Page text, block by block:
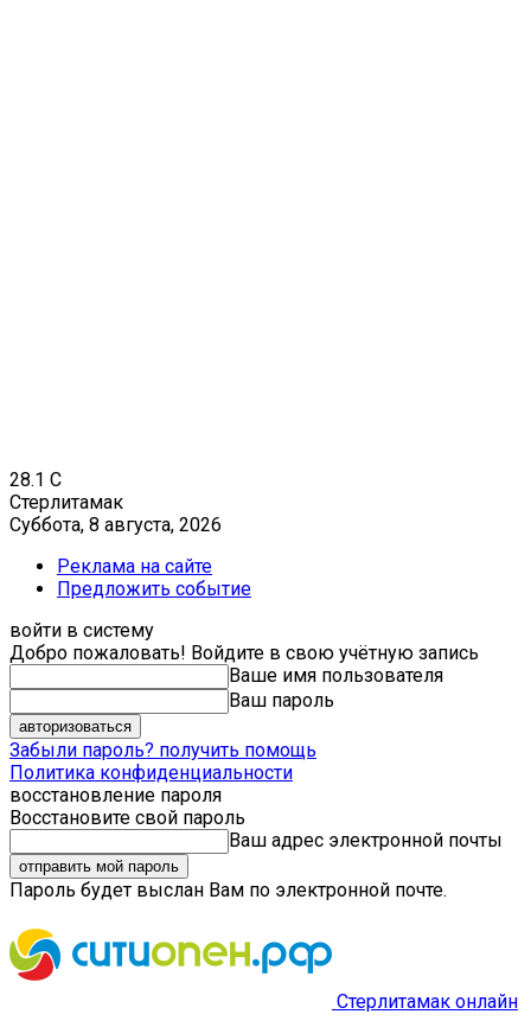
28.1 C
Стерлитамак
Суббота, 8 августа, 2026
Реклама на сайте
Предложить событие
войти в систему
Добро пожаловать! Войдите в свою учётную запись
Ваше имя пользователя
Ваш пароль
Забыли пароль? получить помощь
Политика конфиденциальности
восстановление пароля
Восстановите свой пароль
Ваш адрес электронной почты
Пароль будет выслан Вам по электронной почте.
Стерлитамак онлайн